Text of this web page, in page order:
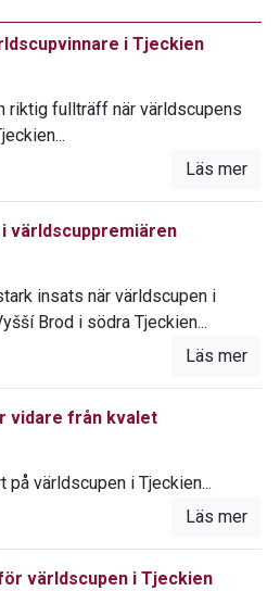
i Tjeckien
riktig fullträff när världscupens
Läs mer
världscuppremiären
insats när världscupen i
Brod i södra Tjeckien...
Läs mer
vidare från kvalet
världscupen i Tjeckien...
Läs mer
världscupen i Tjeckien